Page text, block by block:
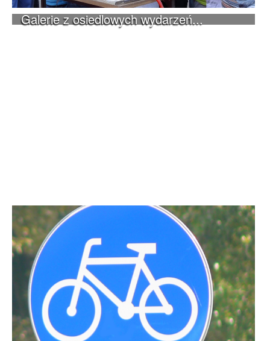
Galerie z osiedlowych wydarzeń...